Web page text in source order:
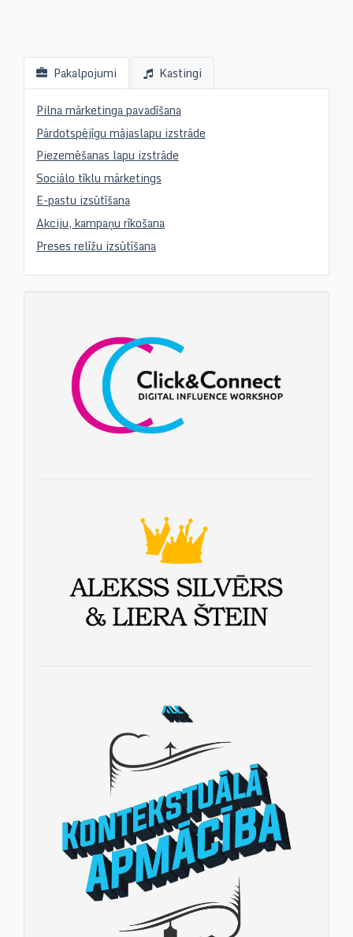
Pakalpojumi Kastingi
Pilna mārketinga pavadīšana
Pārdotspējīgu mājaslapu izstrāde
Piezemēšanas lapu izstrāde
Sociālo tīklu mārketings
E-pastu izsūtīšana
Akciju, kampaņu rīkošana
Preses relīžu izsūtīšana